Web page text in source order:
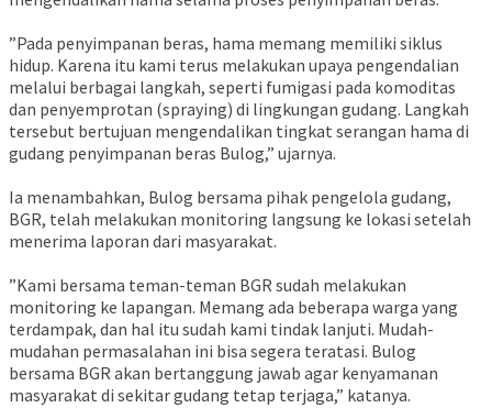
‎”Pada penyimpanan beras, hama memang memiliki siklus
hidup. Karena itu kami terus melakukan upaya pengendalian
melalui berbagai langkah, seperti fumigasi pada komoditas
dan penyemprotan (spraying) di lingkungan gudang. Langkah
tersebut bertujuan mengendalikan tingkat serangan hama di
gudang penyimpanan beras Bulog,” ujarnya.
‎Ia menambahkan, Bulog bersama pihak pengelola gudang,
BGR, telah melakukan monitoring langsung ke lokasi setelah
menerima laporan dari masyarakat.
‎”Kami bersama teman-teman BGR sudah melakukan
monitoring ke lapangan. Memang ada beberapa warga yang
terdampak, dan hal itu sudah kami tindak lanjuti. Mudah-
mudahan permasalahan ini bisa segera teratasi. Bulog
bersama BGR akan bertanggung jawab agar kenyamanan
masyarakat di sekitar gudang tetap terjaga,” katanya.